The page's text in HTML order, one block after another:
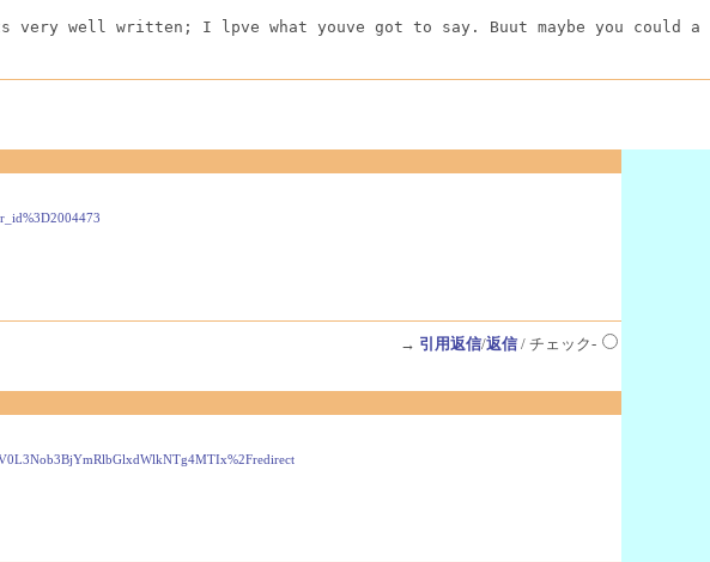
very well written; I lpve what youve got to say. Buut maybe you
→ 引用返信/返信/ チェック-